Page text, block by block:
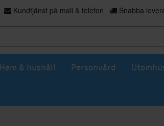
Kundtjänst på mail & telefon Snabba
Hem & hushåll Personvård